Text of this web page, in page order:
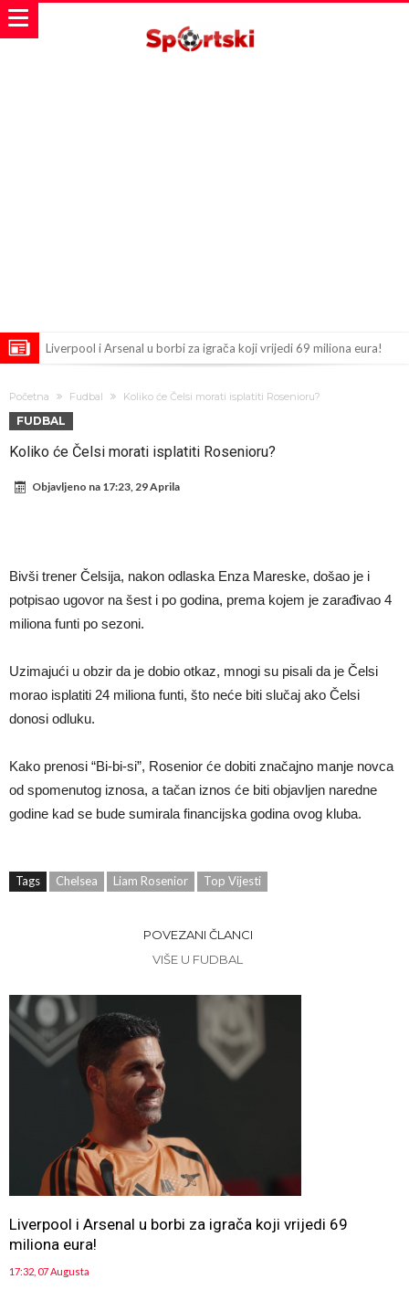
Liverpool i Arsenal u borbi za igrača koji vrijedi 69 miliona eura!
napokon poznat
Engleski reprezentativac optužen za napad u noćnom klubu
Suđenje o smrti Maradone: Noge su mu bile natečene, nije se htio
Manchester City pronašao idealnu zamjenu za Rodrija
Samo dva fudbalska velikana uspjela su ostvariti “nemoguće”! Jedan
od njih je Messi, znate li ko je drugi?
Прijelom u transferu Romera? Inter nema dovoljno sredstava,
Početna Fudbal Koliko će Čelsi morati isplatiti Rosenioru?
FUDBAL
Koliko će Čelsi morati isplatiti Rosenioru?
Objavljeno na 17:23, 29 Aprila
Bivši trener Čelsija, nakon odlaska Enza Mareske, došao je i
potpisao ugovor na šest i po godina, prema kojem je zarađivao 4
miliona funti po sezoni.
Uzimajući u obzir da je dobio otkaz, mnogi su pisali da je Čelsi
morao isplatiti 24 miliona funti, što neće biti slučaj ako Čelsi
donosi odluku.
Kako prenosi “Bi-bi-si”, Rosenior će dobiti značajno manje novca
od spomenutog iznosa, a tačan iznos će biti objavljen naredne
godine kad se bude sumirala financijska godina ovog kluba.
Tags Chelsea Liam Rosenior Top Vijesti
POVEZANI ČLANCI
VIŠE U FUDBAL
Liverpool i Arsenal u borbi za igrača koji vrijedi 69
miliona eura!
17:32, 07 Augusta